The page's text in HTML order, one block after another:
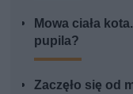
Mowa ciała
pupila?
Zaczęło się od